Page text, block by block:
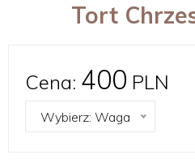
Tort
Cena: 400 PLN
Wybierz: Waga